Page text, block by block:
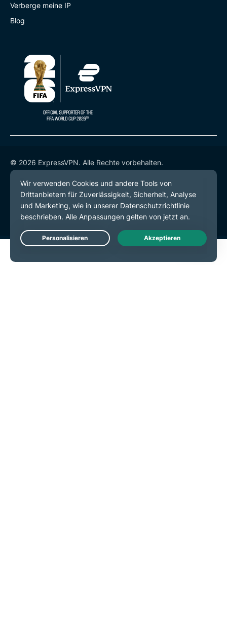
Verberge meine IP
Blog
© 2026 ExpressVPN. Alle Rechte vorbehalten.
Datenschutzrichtlinie
Servicebedingungen
Cookie-Einstellungen
Live Chat